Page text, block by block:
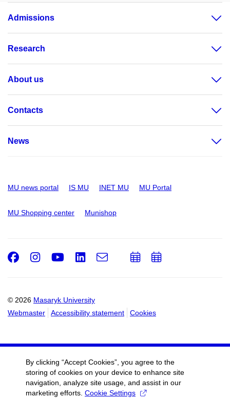
Admissions
Research
About us
Contacts
News
MU news portal IS MU INET MU MU Portal
MU Shopping center Munishop
© 2026 Masaryk University
Webmaster
Accessibility statement Cookies
Facebook
Instagram
Youtube
LinkedIn
e-
Email
AddAdd
By clicking “Accept Cookies”, you agree to the
storing of cookies on your device to enhance site
navigation, analyze site usage, and assist in our
marketing efforts. Cookie Settings